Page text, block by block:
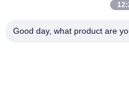
Xe đẩy hoa di động 30 lỗ Đan
Good day, what product are